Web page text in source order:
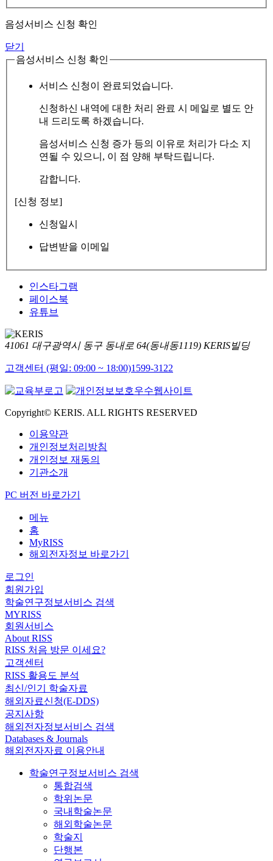
음성서비스 신청 확인
닫기
음성서비스 신청 확인
서비스 신청이 완료되었습니다.
신청하신 내역에 대한 처리 완료 시 메일로 별도 안
내 드리도록 하겠습니다.
음성서비스 신청 증가 등의 이유로 처리가 다소 지
연될 수 있으니, 이 점 양해 부탁드립니다.
감합니다.
[신청 정보]
신청일시
답변받을 이메일
인스타그램
페이스북
유튜브
41061 대구광역시 동구 동내로 64(동내동1119) KERIS빌딩
고객센터 (평일: 09:00 ~ 18:00)1599-3122
Copyright© KERIS. ALL RIGHTS RESERVED
이용약관
개인정보처리방침
개인정보 재동의
기관소개
PC 버전 바로가기
메뉴
홈
MyRISS
해외전자정보 바로가기
로그인
회원가입
학술연구정보서비스 검색
MYRISS
회원서비스
About RISS
RISS 처음 방문 이세요?
고객센터
RISS 활용도 분석
최신/인기 학술자료
해외자료신청(E-DDS)
공지사항
해외전자정보서비스 검색
Databases & Journals
해외전자자료 이용안내
학술연구정보서비스 검색
통합검색
학위논문
국내학술논문
해외학술논문
학술지
단행본